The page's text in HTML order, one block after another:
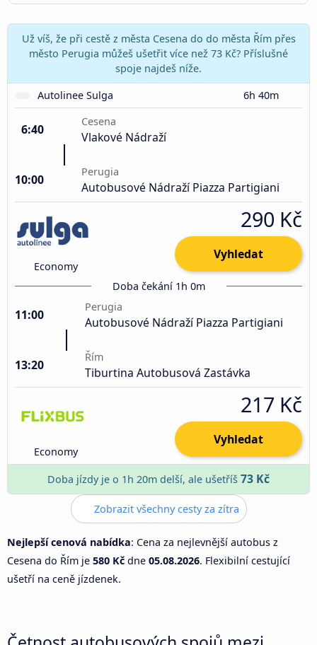
Už víš, že při cestě z města Cesena do do města Řím přes
město Perugia můžeš ušetřit více než 73 Kč? Příslušné
spoje najdeš níže.
Autolinee Sulga
6h 40m
6:40
Cesena
Vlakové Nádraží
10:00
Perugia
Autobusové Nádraží Piazza Partigiani
Economy
290 Kč
Vyhledat
Doba čekání 1h 0m
11:00
Perugia
Autobusové Nádraží Piazza Partigiani
13:20
Řím
Tiburtina Autobusová Zastávka
Economy
217 Kč
Vyhledat
Doba jízdy je o 1h 20m delší, ale ušetříš 73 Kč
Zobrazit všechny cesty za zítra
Nejlepší cenová nabídka: Cena za nejlevnější autobus z
Cesena do Řím je 580 Kč dne 05.08.2026. Flexibilní cestující
ušetří na ceně jízdenek.